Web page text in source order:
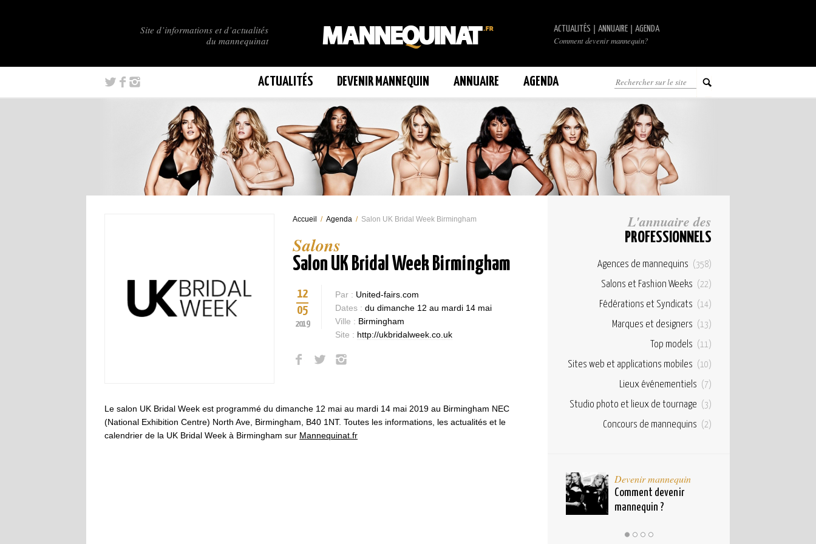
Site d’informations et d’actualités
du mannequinat
ACTUALITÉS ANNUAIRE AGENDA
Comment devenir mannequin?
ACTUALITÉS DEVENIR MANNEQUIN ANNUAIRE AGENDA
Accueil / Agenda / Salon UK Bridal Week Birmingham
Salons
Salon UK Bridal Week Birmingham
12
05
2019
Par : United-fairs.com
Dates : du dimanche 12 au mardi 14 mai
Ville : Birmingham
Site : http://ukbridalweek.co.uk
Le salon UK Bridal Week est programmé du dimanche 12 mai au mardi 14 mai 2019 au Birmingham NEC
(National Exhibition Centre) North Ave, Birmingham, B40 1NT. Toutes les informations, les actualités et le
calendrier de la UK Bridal Week à Birmingham sur Mannequinat.fr
L'annuaire des
PROFESSIONNELS
Agences de mannequins (358)
Salons et Fashion Weeks (22)
Fédérations et Syndicats (14)
Marques et designers (13)
Top models (11)
Sites web et applications mobiles (10)
Lieux événementiels (7)
Studio photo et lieux de tournage (3)
Concours de mannequins (2)
Devenir mannequin
Comment devenir
mannequin ?